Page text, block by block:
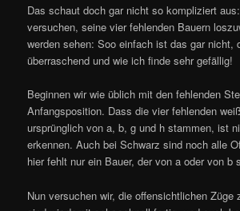
Das schaut doch gar nicht so kompliziert
versuchen, seine vier fehlenden Bauern
werden sehen: Soo einfach ist das gar nicht,
überraschend und wie ich finde sehr gefällig!
Beginnen wir wie üblich mit den fehlenden
Anfangsposition. Dass die vier fehlenden
ursprünglich von a, b, g und h stammen, ist
erkennen. Auch bei Schwarz sind noch alle
hier fehlt nur ein Bauer, der von a oder von b
Nun versuchen wir, die offensichtlichen